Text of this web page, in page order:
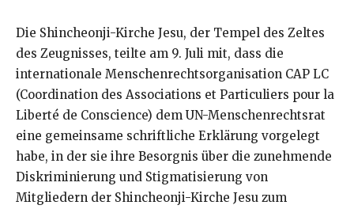
Die Shincheonji-Kirche Jesu, der Tempel des Zeltes
des Zeugnisses, teilte am 9. Juli mit, dass die
internationale Menschenrechtsorganisation CAP LC
(Coordination des Associations et Particuliers pour la
Liberté de Conscience) dem UN-Menschenrechtsrat
eine gemeinsame schriftliche Erklärung vorgelegt
habe, in der sie ihre Besorgnis über die zunehmende
Diskriminierung und Stigmatisierung von
Mitgliedern der Shincheonji-Kirche Jesu zum